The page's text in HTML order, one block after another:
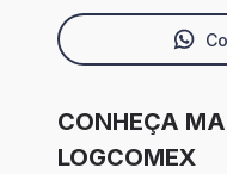
CONHEÇA
LOGCOMEX